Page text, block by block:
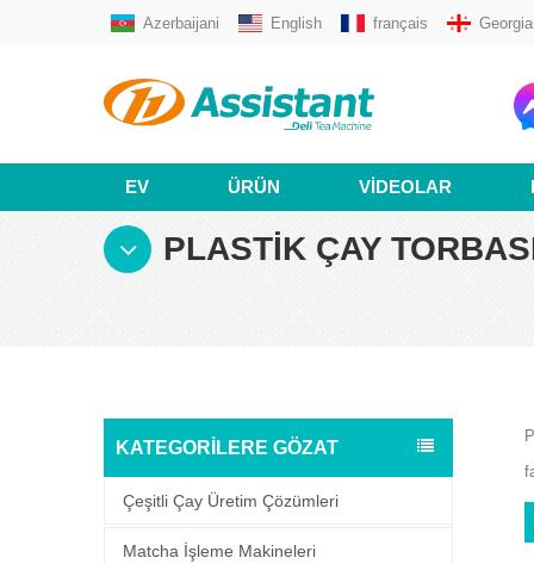
Azerbaijani English français
EV ÜRÜN VIDEOLAR
PLASTIK ÇAY
KATEGORILERE GÖZAT
Çeşitli Çay Üretim Çözümleri
Matcha İşleme Makineleri